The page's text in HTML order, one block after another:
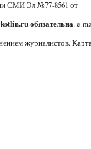
СМИ Эл №77-8561 от
обязательна. e-
журналистов.